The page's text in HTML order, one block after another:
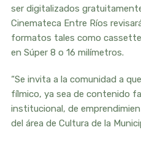
ser digitalizados
Cinemateca Entre Ríos
formatos tales como
en Súper 8 o 16 milímetros.
“Se invita a la comunidad a
fílmico, ya sea de contenido
institucional, de
del área de Cultura de la